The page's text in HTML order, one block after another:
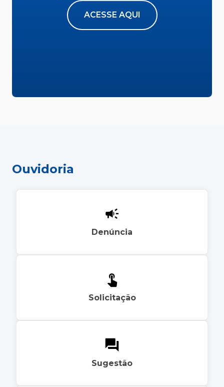
ACESSE AQUI
Ouvidoria
Denúncia
Solicitação
Sugestão